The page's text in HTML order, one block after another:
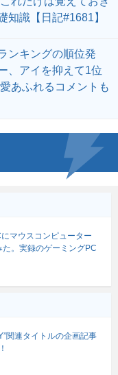
知識【日記#1681】
ンキングの順位発
、アイを抑えて1位
あふれるコメントも
マウスコンピューター
。実録のゲーミングPC
関連タイトルの企画記事